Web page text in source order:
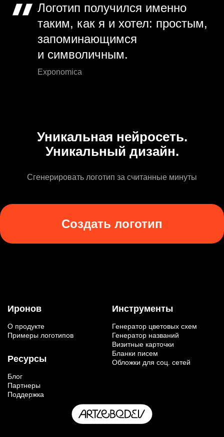
Логотип получился именно
таким, как я и хотел: простым,
запоминающимся
и символичным.
Exponomica
Уникальная нейросеть.
Уникальный дизайн.
Сгенерировать логотип за считанные минуты
Создать логотип
Иронов
О продукте
Примеры логотипов
Ресурсы
Блог
Партнеры
Поддержка
Инструменты
Генератор цветовых схем
Генератор названий
Визитные карточки
Бланки писем
Обложки для соц. сетей